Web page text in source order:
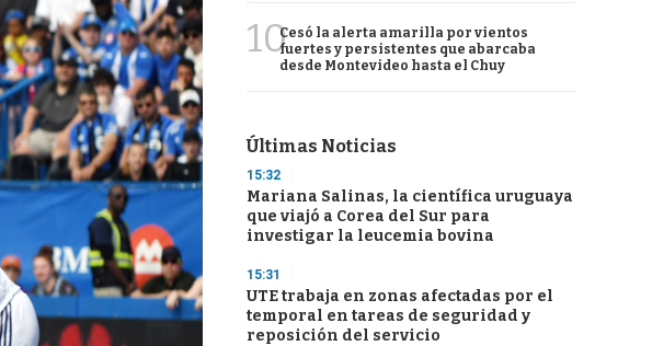
10Cesó la alerta amarilla por vientos
fuertes y persistentes que abarcaba
desde Montevideo hasta el Chuy
Últimas Noticias
15:32
Mariana Salinas, la científica uruguaya
que viajó a Corea del Sur para
investigar la leucemia bovina
15:31
UTE trabaja en zonas afectadas por el
temporal en tareas de seguridad y
reposición del servicio